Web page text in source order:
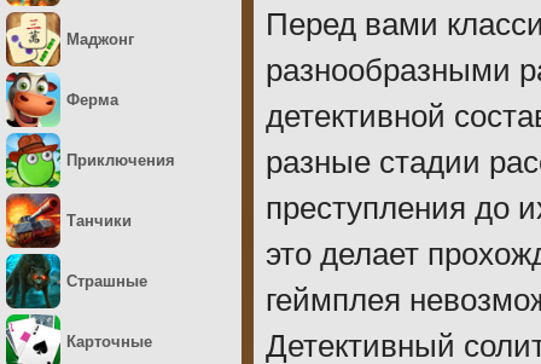
Перед вами
разнообразными
детективной
разные стадии
преступления до
это делает
геймплея
Детективный
Маджонг
Ферма
Приключения
Танчики
Страшные
Карточные